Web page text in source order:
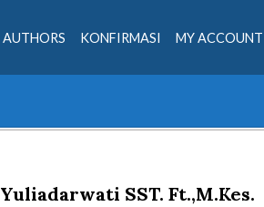
AUTHORS KONFIRMASI MY ACCOUNT
SST. Ft.,M.Kes.